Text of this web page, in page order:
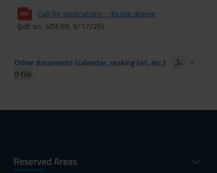
Call for applications - double degree
(pdf, en, 403 KB, 6/17/26)
Other documents (calendar, ranking list, etc.)
0 file
Reserved Areas